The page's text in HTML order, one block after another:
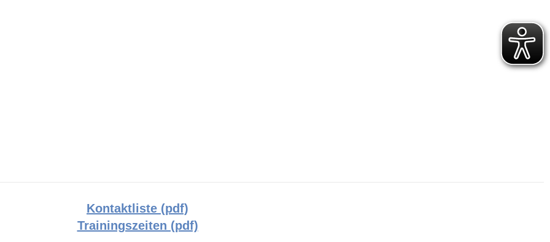
Kontaktliste (pdf)
Trainingszeiten (pdf)